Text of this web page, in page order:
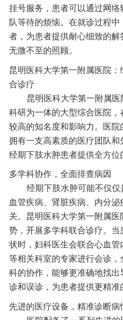
挂号服务，患者可以通过网
队等待的烦恼。在就诊过程
者，为患者提供耐心细致的解
无微不至的照顾。
昆明医科大学第一附属医院
合诊疗
昆明医科大学第一附属医
科研为一体的大型综合医院
较高的知名度和影响力。医院
拥有一支高素质的医疗团队
经期下肢水肿患者提供全方位
多学科协作，全面排查病因
经期下肢水肿可能不仅
血管疾病、肾脏疾病、内分
关。昆明医科大学第一附属
势，开展多学科联合诊疗。
状时，妇科医生会联合心血
等相关科室的专家进行会诊
科的协作，能够更准确地找
诊和误诊，为患者提供更精准
先进的医疗设备，精准诊断病